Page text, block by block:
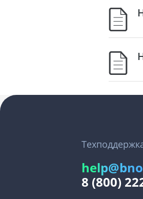
8 (800)